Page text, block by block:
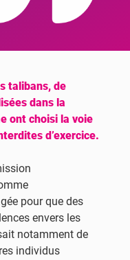
talibans, de
dans la
ont choisi la voie
d’exercice.
pour que des
envers les
notamment de
individus